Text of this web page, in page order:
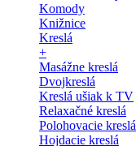
Komody
Knižnice
Kreslá
+
Masážne kreslá
Dvojkreslá
Kreslá ušiak k TV
Relaxačné kreslá
Polohovacie kreslá
Hojdacie kreslá